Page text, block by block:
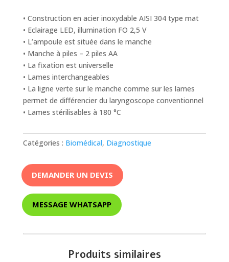
• Construction en acier inoxydable AISI 304 type mat
• Eclairage LED, illumination FO 2,5 V
• L’ampoule est située dans le manche
• Manche à piles – 2 piles AA
• La fixation est universelle
• Lames interchangeables
• La ligne verte sur le manche comme sur les lames
permet de différencier du laryngoscope conventionnel
• Lames stérilisables à 180 °C
Catégories : Biomédical, Diagnostique
DEMANDER UN DEVIS
MESSAGE WHATSAPP
Produits similaires